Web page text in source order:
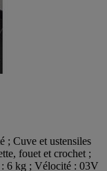
; Cuve et ustensiles
fouet et crochet ;
: 6 kg ; Vélocité : 03V